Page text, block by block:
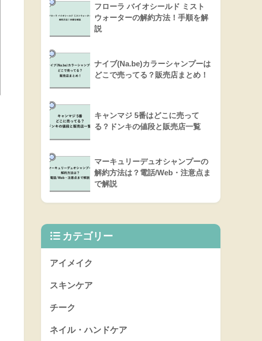
フローラ バイオシールド ミスト
ウォーターの解約方法！手順を解
説
ナイブ(Na.be)カラーシャンプーは
どこで売ってる？販売店まとめ！
キャンマジ 5番はどこに売って
る？ドンキの値段と販売店一覧
マーキュリーデュオシャンプーの
解約方法は？電話/Web・注意点ま
で解説
カテゴリー
アイメイク
スキンケア
チーク
ネイル・ハンドケア